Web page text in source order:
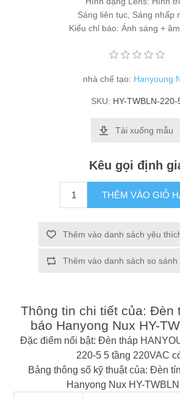
Sáng liên tục, Sáng nhấp
Kiểu chỉ báo: Ánh sáng +
nhà chế tạo: Hanyoung
SKU: HY-TWBLN-220-
Tải xuống mẫu
Kêu gọi định
THÊM VÀO GIỎ
Thêm vào danh sách yêu
Thêm vào danh sách so sánh
Thông tin chi tiết của: Đèn
báo Hanyong Nux HY-
Đặc điểm nổi bật: Đèn tháp
220-5 5 tầng 220VAC
Bảng thông số kỹ thuật của: Đèn
Hanyong Nux HY-